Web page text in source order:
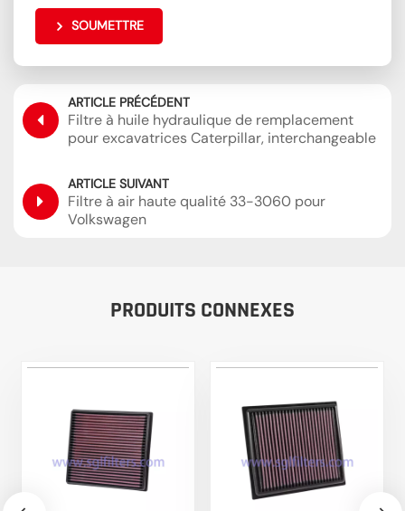
SOUMETTRE
ARTICLE PRÉCÉDENT
Filtre à huile hydraulique de remplacement
pour excavatrices Caterpillar, interchangeable
ARTICLE SUIVANT
Filtre à air haute qualité 33-3060 pour
Volkswagen
PRODUITS CONNEXES